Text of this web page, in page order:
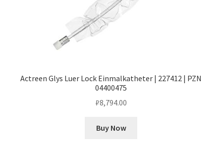
Actreen Glys Luer Lock Einmalkatheter | 227412 | PZN
04400475
₽8,794.00
Buy Now